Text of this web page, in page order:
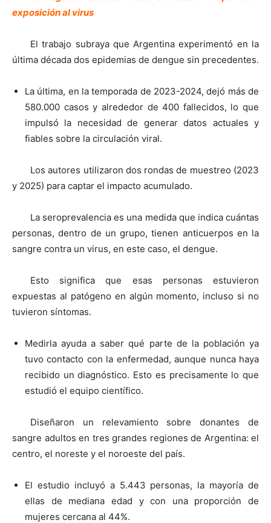
exposición al virus
El trabajo subraya que Argentina experimentó en la
última década dos epidemias de dengue sin precedentes.
La última, en la temporada de 2023-2024, dejó más de
580.000 casos y alrededor de 400 fallecidos, lo que
impulsó la necesidad de generar datos actuales y
fiables sobre la circulación viral.
Los autores utilizaron dos rondas de muestreo (2023
y 2025) para captar el impacto acumulado.
La seroprevalencia es una medida que indica cuántas
personas, dentro de un grupo, tienen anticuerpos en la
sangre contra un virus, en este caso, el dengue.
Esto significa que esas personas estuvieron
expuestas al patógeno en algún momento, incluso si no
tuvieron síntomas.
Medirla ayuda a saber qué parte de la población ya
tuvo contacto con la enfermedad, aunque nunca haya
recibido un diagnóstico. Esto es precisamente lo que
estudió el equipo científico.
Diseñaron un relevamiento sobre donantes de
sangre adultos en tres grandes regiones de Argentina: el
centro, el noreste y el noroeste del país.
El estudio incluyó a 5.443 personas, la mayoría de
ellas de mediana edad y con una proporción de
mujeres cercana al 44%.